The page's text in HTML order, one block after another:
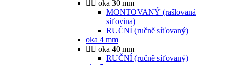
oka 30 mm
MONTOVANÝ (rašlovaná
síťovina)
RUČNÍ (ručně síťovaný)
oka 4 mm
oka 40 mm
RUČNÍ (ručně síťovaný)